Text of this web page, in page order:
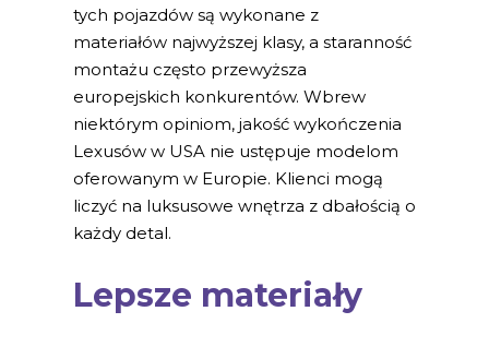
tych pojazdów są wykonane z
materiałów najwyższej klasy, a staranność
montażu często przewyższa
europejskich konkurentów. Wbrew
niektórym opiniom, jakość wykończenia
Lexusów w USA nie ustępuje modelom
oferowanym w Europie. Klienci mogą
liczyć na luksusowe wnętrza z dbałością o
każdy detal.
Lepsze materiały